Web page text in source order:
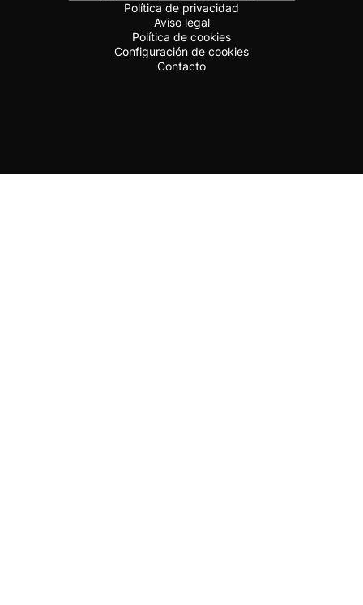
Política de privacidad
Aviso legal
Política de cookies
Configuración de cookies
Contacto